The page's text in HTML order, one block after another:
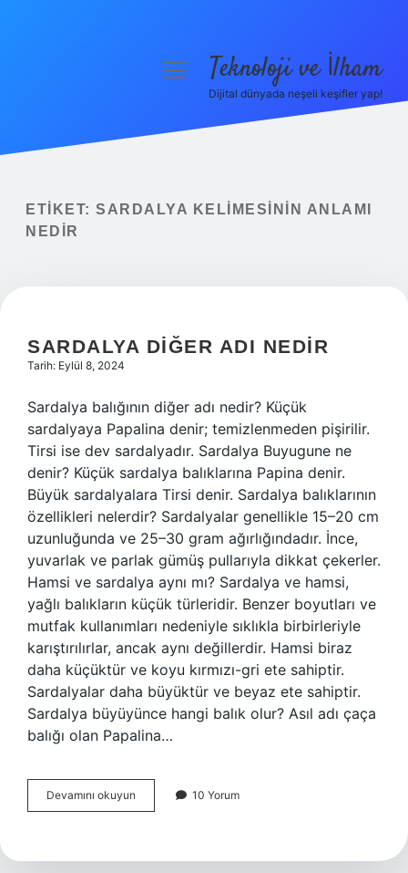
Yasal Uyarı
menüyüTeknoloji ve İlham
Dijital dünyada neşeli keşifler yap!
ETIKET: SARDALYA KELIMESININ ANLAMI
NEDIR
SARDALYA DIĞER ADI NEDIR
Tarih: Eylül 8, 2024
Sardalya balığının diğer adı nedir? Küçük
sardalyaya Papalina denir; temizlenmeden pişirilir.
Tirsi ise dev sardalyadır. Sardalya Buyugune ne
denir? Küçük sardalya balıklarına Papina denir.
Büyük sardalyalara Tirsi denir. Sardalya balıklarının
özellikleri nelerdir? Sardalyalar genellikle 15–20 cm
uzunluğunda ve 25–30 gram ağırlığındadır. İnce,
yuvarlak ve parlak gümüş pullarıyla dikkat çekerler.
Hamsi ve sardalya aynı mı? Sardalya ve hamsi,
yağlı balıkların küçük türleridir. Benzer boyutları ve
mutfak kullanımları nedeniyle sıklıkla birbirleriyle
karıştırılırlar, ancak aynı değillerdir. Hamsi biraz
daha küçüktür ve koyu kırmızı-gri ete sahiptir.
Sardalyalar daha büyüktür ve beyaz ete sahiptir.
Sardalya büyüyünce hangi balık olur? Asıl adı çaça
balığı olan Papalina…
Devamını okuyun Sardalya
Diğer
10 Yorum